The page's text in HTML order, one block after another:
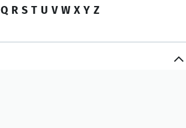
Q R S T U V W X Y Z